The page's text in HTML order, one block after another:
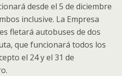
desde el 5 de diciembre
inclusive. La Empresa
fletará autobuses de dos
que funcionará todos los
el 24 y el 31 de